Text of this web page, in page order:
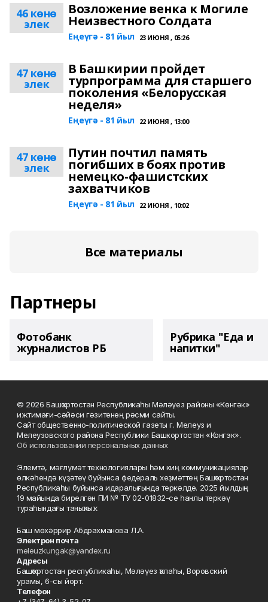
46 көнө
элек
Возложение венка к Могиле
Неизвестного Солдата
Еңеүгә - 81 йыл 23 ИЮНЯ , 05:26
47 көнө
элек
В Башкирии пройдет
турпрограмма для старшего
поколения «Белорусская
неделя»
Еңеүгә - 81 йыл 22 ИЮНЯ , 13:00
47 көнө
элек
Путин почтил память
погибших в боях против
немецко-фашистских
захватчиков
Еңеүгә - 81 йыл 22 ИЮНЯ , 10:02
Все материалы
Партнеры
Фотобанк
журналистов РБ
Рубрика "Еда и
напитки"
© 2026 Башҡортостан Республикаһы Мәләүез районы «Көнгәк»
ижтимағи-сәйәси гәзитенең рәсми сайты.
Сайт общественно-политической газеты г. Мелеуз и
Мелеузовского района Республики Башкортостан «Конгэк».
Об использовании персональных данных
Элемтә, мәғлүмәт технологиялары һәм киң коммуникациялар
өлкәһендә күҙәтеү буйынса федераль хеҙмәттең Башҡортостан
Республикаһы буйынса идаралығында теркәлде. 2025 йылдың
19 майында бирелгән ПИ № ТУ 02-01832-се һанлы теркәү
тураһындағы таныҡлыҡ.
Баш мөхәррир Абдрахманова Л.А.
Электрон почта
meleuzkungak@yandex.ru
Адресы
Башҡортостан республикаһы, Мәләүез ҡалаһы, Воровский
урамы, 6-сы йорт.
Телефон